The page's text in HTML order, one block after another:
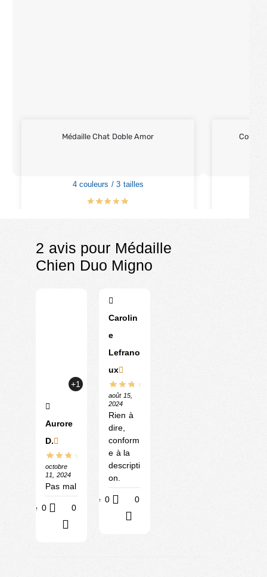
Médaille Chat Doble Amor
4 couleurs / 3 tailles
2 avis pour Médaille
Chien Duo Migno
+1
Aurore
D.
octobre
11, 2024
Pas mal
Utile 0 0
Carolin
e
Lefrano
ux
août 15,
2024
Rien à
dire,
conform
e à la
descripti
on.
Utile 0 0